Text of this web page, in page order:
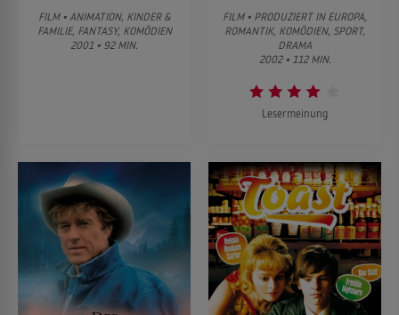
FILM • ANIMATION, KINDER &
FAMILIE, FANTASY, KOMÖDIEN
2001 • 92 MIN.
FILM • PRODUZIERT IN EUROPA,
ROMANTIK, KOMÖDIEN, SPORT,
DRAMA
2002 • 112 MIN.
Lesermeinung